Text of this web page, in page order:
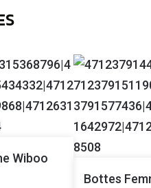
Wiboo
Bottes